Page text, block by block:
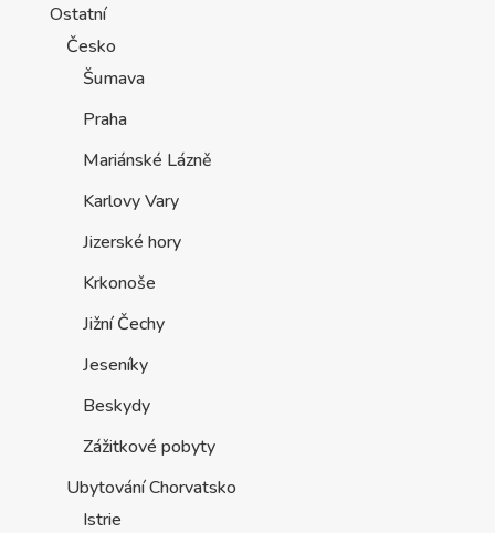
Ostatní
Česko
Šumava
Praha
Mariánské Lázně
Karlovy Vary
Jizerské hory
Krkonoše
Jižní Čechy
Jeseníky
Beskydy
Zážitkové pobyty
Ubytování Chorvatsko
Istrie